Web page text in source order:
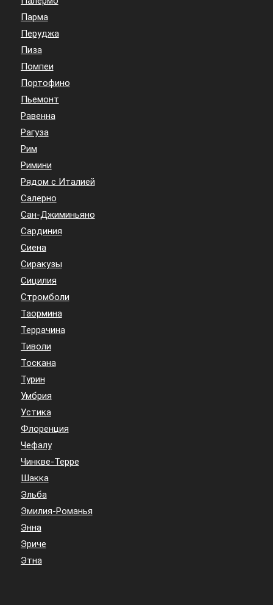
Парма
Перуджа
Пиза
Помпеи
Портофино
Пьемонт
Равенна
Рагуза
Рим
Римини
Рядом с Италией
Салерно
Сан-Джиминьяно
Сардиния
Сиена
Сиракузы
Сицилия
Стромболи
Таормина
Террачина
Тиволи
Тоскана
Турин
Умбрия
Устика
Флоренция
Чефалу
Чинкве-Терре
Шакка
Эльба
Эмилия-Романья
Энна
Эриче
Этна